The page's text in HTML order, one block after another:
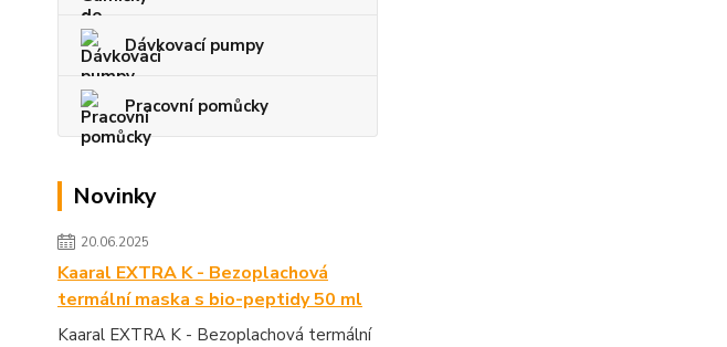
Dávkovací pumpy
Pracovní pomůcky
Novinky
20.06.2025
Kaaral EXTRA K - Bezoplachová
termální maska s bio-peptidy 50 ml
Kaaral EXTRA K - Bezoplachová termální